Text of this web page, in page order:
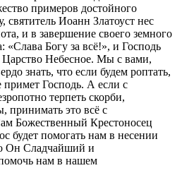
примеров достойного
Иоанн Златоуст нес
и в завершение своего земного
«Слава Богу за всё!», и Господь
Небесное. Мы с вами,
знать, что если будем роптать,
Господь. А если с
терпеть скорби,
принимать это всё с
Божественный Крестоносец
будет помогать нам в несении
Он Сладчайший и
нам в нашем